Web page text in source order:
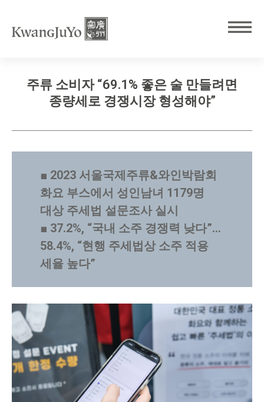
주류 소비자 “69.1% 좋은 술 만들려면
종량세로 경쟁시장 형성해야”
■ 2023 서울국제주류&와인박람회
화요 부스에서 성인남녀 1179명
대상 주세법 설문조사 실시
■ 37.2%, “국내 소주 경쟁력 낮다”…
58.4%, “현행 주세법상 소주 적용
세율 높다”